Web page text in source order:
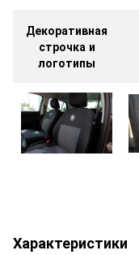
Декоративная
строчка и
логотипы
Характеристики